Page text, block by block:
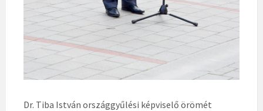
Dr. Tiba István országgyűlési képviselő örömét